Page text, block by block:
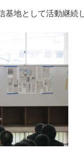
基地として活動継続